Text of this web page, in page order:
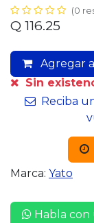
(0
Q 116.25
Agregar
Sin
Reciba
Marca: Yato
Habla con